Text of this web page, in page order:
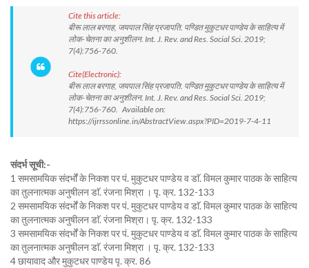
Cite this article:
बीरू लाल बरगाह, जयपाल सिंह प्रजापति. पण्डित मुकुटधर पाण्डेय के साहित्य में
लोक-चेतना का अनुशीलन. Int. J. Rev. and Res. Social Sci. 2019;
7(4):756-760.
Cite(Electronic):
बीरू लाल बरगाह, जयपाल सिंह प्रजापति. पण्डित मुकुटधर पाण्डेय के साहित्य में
लोक-चेतना का अनुशीलन. Int. J. Rev. and Res. Social Sci. 2019;
7(4):756-760. Available on:
https://ijrrssonline.in/AbstractView.aspx?PID=2019-7-4-11
संदर्भ सूची:-
1 समसामयिक संदर्भों के निकश पर पं. मुकुटधर पाण्डेय व डाॅ. विमल कुमार पाठक के साहित्य
का तुलनात्मक अनुषीलन डाॅ. रंजना मिश्रा । पृ. क्र. 132-133
2 समसामयिक संदर्भों के निकश पर पं. मुकुटधर पाण्डेय व डाॅ. विमल कुमार पाठक के साहित्य
का तुलनात्मक अनुषीलन डाॅ. रंजना मिश्रा। पृ. क्र. 132-133
3 समसामयिक संदर्भों के निकश पर पं. मुकुटधर पाण्डेय व डाॅ. विमल कुमार पाठक के साहित्य
का तुलनात्मक अनुषीलन डाॅ. रंजना मिश्रा । पृ. क्र. 132-133
4 छायावाद और मुकुटधर पाण्डेय पृ. क्र. 86